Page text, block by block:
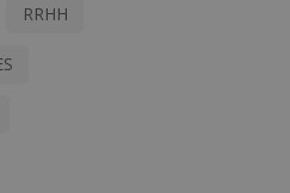
RRHH